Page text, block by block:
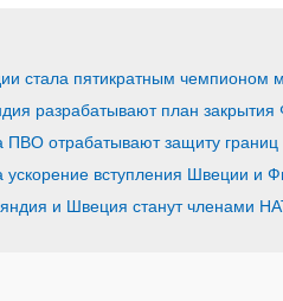
стала пятикратным чемпионом
разрабатывают план закрытия
ПВО отрабатывают защиту
вступления Швеции и
и Швеция станут членами